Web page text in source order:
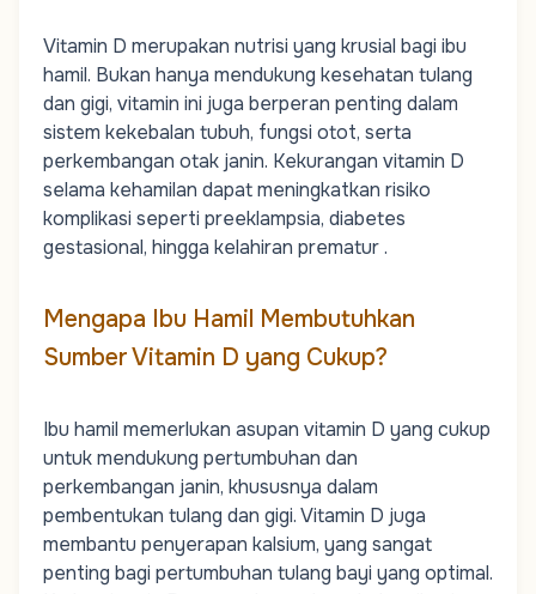
Vitamin D merupakan nutrisi yang krusial bagi ibu
hamil. Bukan hanya mendukung kesehatan tulang
dan gigi, vitamin ini juga berperan penting dalam
sistem kekebalan tubuh, fungsi otot, serta
perkembangan otak janin. Kekurangan vitamin D
selama kehamilan dapat meningkatkan risiko
komplikasi seperti preeklampsia, diabetes
gestasional, hingga kelahiran prematur .
Mengapa Ibu Hamil Membutuhkan
Sumber Vitamin D yang Cukup?
Ibu hamil memerlukan asupan vitamin D yang cukup
untuk mendukung pertumbuhan dan
perkembangan janin, khususnya dalam
pembentukan tulang dan gigi. Vitamin D juga
membantu penyerapan kalsium, yang sangat
penting bagi pertumbuhan tulang bayi yang optimal.